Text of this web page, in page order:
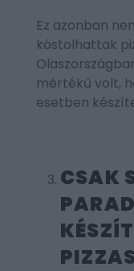
Ez azonban
kóstolhattak
mértékű volt,
esetben
CSAK